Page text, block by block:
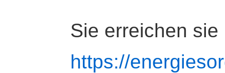
Sie erreichen sie
https://